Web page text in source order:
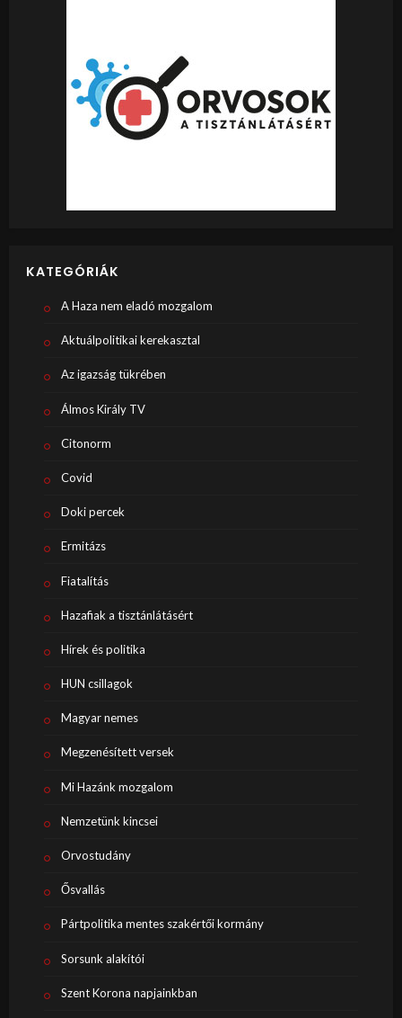
KATEGÓRIÁK
A Haza nem eladó mozgalom
Aktuálpolitikai kerekasztal
Az igazság tükrében
Álmos Király TV
Citonorm
Covid
Doki percek
Ermitázs
Fiatalítás
Hazafiak a tisztánlátásért
Hírek és politika
HUN csillagok
Magyar nemes
Megzenésített versek
Mi Hazánk mozgalom
Nemzetünk kincsei
Orvostudány
Ősvallás
Pártpolitika mentes szakértői kormány
Sorsunk alakítói
Szent Korona napjainkban